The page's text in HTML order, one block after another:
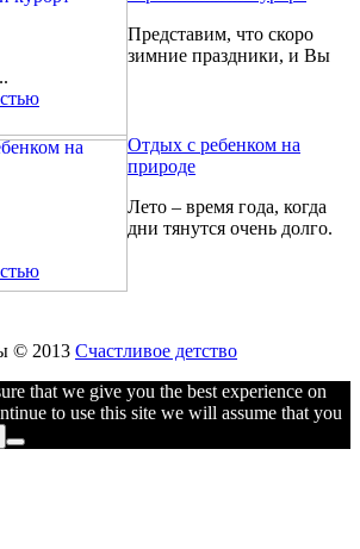
Представим, что скоро
зимние праздники, и Вы
Отдых с ребенком на
природе
Лето – время года, когда
дни тянутся очень долго.
© 2013 Счастливое детство
that we give you the best experience on
to use this site we will assume that you